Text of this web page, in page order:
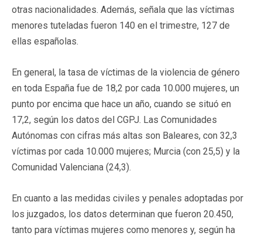
otras nacionalidades. Además, señala que las víctimas
menores tuteladas fueron 140 en el trimestre, 127 de
ellas españolas.
En general, la tasa de víctimas de la violencia de género
en toda España fue de 18,2 por cada 10.000 mujeres, un
punto por encima que hace un año, cuando se situó en
17,2, según los datos del CGPJ. Las Comunidades
Autónomas con cifras más altas son Baleares, con 32,3
víctimas por cada 10.000 mujeres; Murcia (con 25,5) y la
Comunidad Valenciana (24,3).
En cuanto a las medidas civiles y penales adoptadas por
los juzgados, los datos determinan que fueron 20.450,
tanto para víctimas mujeres como menores y, según ha